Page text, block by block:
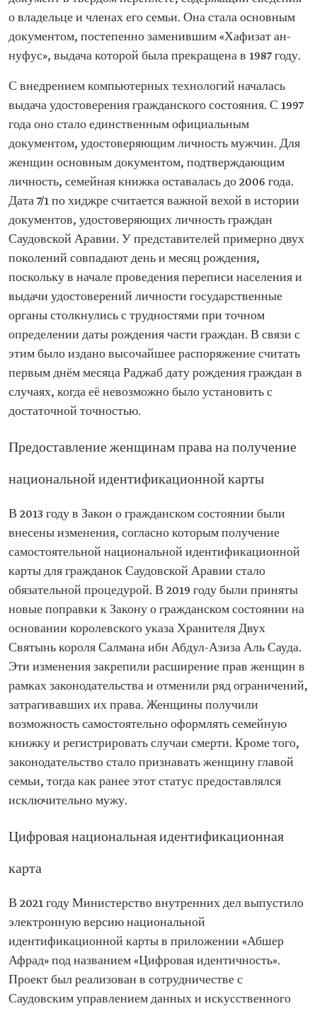
о владельце и членах его семьи. Она стала основным
документом, постепенно заменившим «Хафизат ан-
нуфус», выдача которой была прекращена в 1987 году.
С внедрением компьютерных технологий началась
выдача удостоверения гражданского состояния. С 1997
года оно стало единственным официальным
документом, удостоверяющим личность мужчин. Для
женщин основным документом, подтверждающим
личность, семейная книжка оставалась до 2006 года.
Дата 7/1 по хиджре считается важной вехой в истории
документов, удостоверяющих личность граждан
Саудовской Аравии. У представителей примерно двух
поколений совпадают день и месяц рождения,
поскольку в начале проведения переписи населения и
выдачи удостоверений личности государственные
органы столкнулись с трудностями при точном
определении даты рождения части граждан. В связи с
этим было издано высочайшее распоряжение считать
первым днём месяца Раджаб дату рождения граждан в
случаях, когда её невозможно было установить с
достаточной точностью.
Предоставление женщинам права на получение
национальной идентификационной карты
В 2013 году в Закон о гражданском состоянии были
внесены изменения, согласно которым получение
самостоятельной национальной идентификационной
карты для гражданок Саудовской Аравии стало
обязательной процедурой. В 2019 году были приняты
новые поправки к Закону о гражданском состоянии на
основании королевского указа Хранителя Двух
Святынь короля Салмана ибн Абдул-Азиза Аль Сауда.
Эти изменения закрепили расширение прав женщин в
рамках законодательства и отменили ряд ограничений,
затрагивавших их права. Женщины получили
возможность самостоятельно оформлять семейную
книжку и регистрировать случаи смерти. Кроме того,
законодательство стало признавать женщину главой
семьи, тогда как ранее этот статус предоставлялся
исключительно мужу.
Цифровая национальная идентификационная
карта
В 2021 году Министерство внутренних дел выпустило
электронную версию национальной
идентификационной карты в приложении «Абшер
Афрад» под названием «Цифровая идентичность».
Проект был реализован в сотрудничестве с
Саудовским управлением данных и искусственного